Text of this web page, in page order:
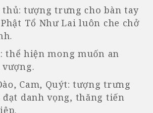
tượng trưng cho bàn tay
Tổ Như Lai luôn che chở
thể hiện mong muốn an
Cam, Quýt: tượng trưng
danh vọng, thăng tiến